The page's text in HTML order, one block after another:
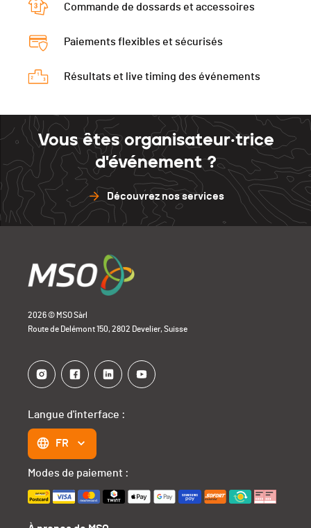
Commande de dossards et accessoires
Paiements flexibles et sécurisés
Résultats et live timing des événements
Vous êtes organisateur·trice
d'événement ?
Découvrez nos services
2026 © MSO Sàrl
Route de Delémont 150, 2802 Develier, Suisse
Langue d'interface :
FR
Modes de paiement :